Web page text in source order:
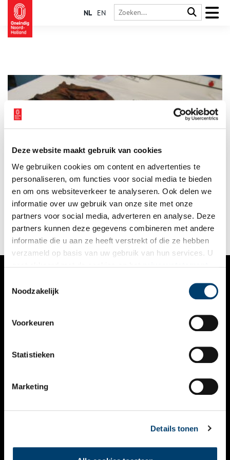
Deze website maakt gebruik van cookies
We gebruiken cookies om content en advertenties te
personaliseren, om functies voor social media te bieden
en om ons websiteverkeer te analyseren. Ook delen we
informatie over uw gebruik van onze site met onze
partners voor social media, adverteren en analyse. Deze
partners kunnen deze gegevens combineren met andere
informatie die u aan ze heeft verstrekt of die ze hebben
verzameld op basis van uw gebruik van hun services. U
Noodzakelijk
Voorkeuren
Statistieken
Marketing
Details tonen
NL EN
Een unieke archeologische vondst van zeventiende-eeuwse
zijden kledingstukken en fragmenten uit een scheepswrak bij
Texel was in 2014 wereldnieuws. Waarschijnlijk was de kist vol
textiel eigendom van een zeer welgestelde dame, vermoedelijk
uit de kringen van het Engelse hof. In de jaren erna werd er
onderzoek gedaan door textielrestauratoren Sjoukje Telleman
en Marijke de Bruijne.
VERHALEN
KALENDER
THEMA’S
VIDEO’S
CONTACT